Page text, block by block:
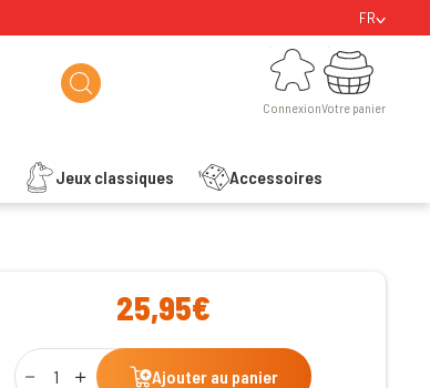
FR
Connexion
Connexion
Jeux classiques Accessoires
Votre panier
Votre panier
25,95€
Qty
Ajouter au panier